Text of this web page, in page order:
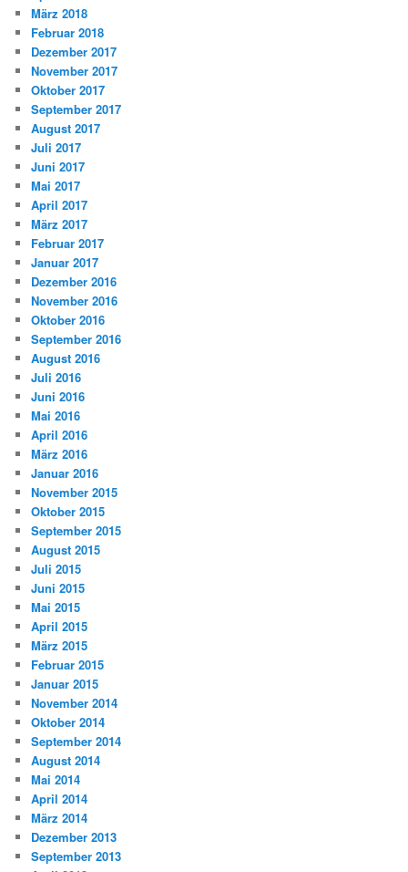
März 2018
Februar 2018
Dezember 2017
November 2017
Oktober 2017
September 2017
August 2017
Juli 2017
Juni 2017
Mai 2017
April 2017
März 2017
Februar 2017
Januar 2017
Dezember 2016
November 2016
Oktober 2016
September 2016
August 2016
Juli 2016
Juni 2016
Mai 2016
April 2016
März 2016
Januar 2016
November 2015
Oktober 2015
September 2015
August 2015
Juli 2015
Juni 2015
Mai 2015
April 2015
März 2015
Februar 2015
Januar 2015
November 2014
Oktober 2014
September 2014
August 2014
Mai 2014
April 2014
März 2014
Dezember 2013
September 2013